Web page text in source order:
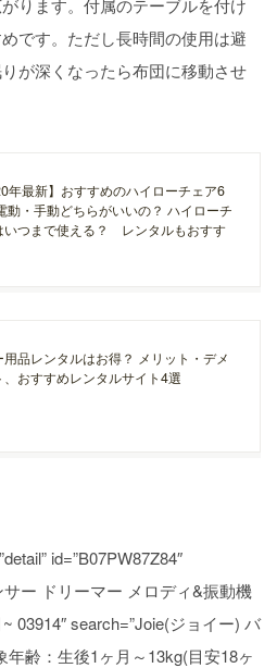
です。ただし長時間の使用は避
が深くなったら布団に移動させ
年最新】おすすめのハイローチェア6
動・手動どちらがいいの？ ハイローチ
いつまで使える？ レンタルもおすす
用品レンタルはお得？ メリット・デメ
、おすすめレンタルサイト4選
id=”B07PW87Z84″
ー ドリーマー メロディ&振動機
03914″ search=”Joie(ジョイー) バ
年齢：生後1ヶ月～13kg(目安18ヶ